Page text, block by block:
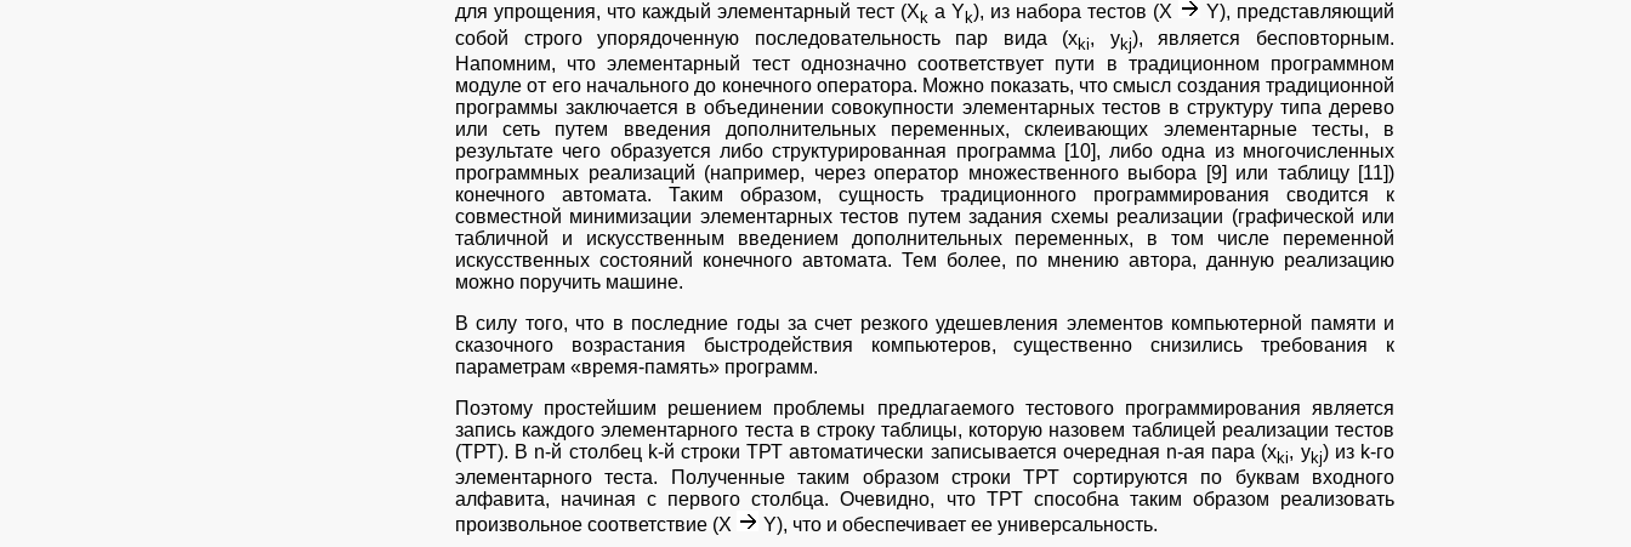
для упрощения, что каждый элементарный тест (X k a Y k), из набора тестов (Х
Y), представляющий
собой строго упорядоченную последовательность пар вида (xki, ykj), является бесповторным.
Напомним, что элементарный тест однозначно соответствует пути в традиционном программном
модуле от его начального до конечного оператора. Можно показать, что смысл создания традиционной
программы заключается в объединении совокупности элементарных тестов в структуру типа дерево
или сеть путем введения дополнительных переменных, склеивающих элементарные тесты, в
результате чего образуется либо структурированная программа [10], либо одна из многочисленных
программных реализаций (например, через оператор множественного выбора [9] или таблицу [11])
конечного автомата. Таким образом, сущность традиционного программирования сводится к
совместной минимизации элементарных тестов путем задания схемы реализации (графической или
табличной и искусственным введением дополнительных переменных, в том числе переменной
искусственных состояний конечного автомата. Тем более, по мнению автора, данную реализацию
можно поручить машине.
В силу того, что в последние годы за счет резкого удешевления элементов компьютерной памяти и
сказочного возрастания быстродействия компьютеров, существенно снизились требования к
параметрам «время-память» программ.
Поэтому простейшим решением проблемы предлагаемого тестового программирования является
запись каждого элементарного теста в строку таблицы, которую назовем таблицей реализации тестов
(ТРТ). В n-й столбец k-й строки ТРТ автоматически записывается очередная n-ая пара (xki, ykj) из k-го
элементарного теста. Полученные таким образом строки ТРТ сортируются по буквам входного
алфавита, начиная с первого столбца. Очевидно, что ТРТ способна таким образом реализовать
произвольное соответствие (Х
Y), что и обеспечивает ее универсальность.